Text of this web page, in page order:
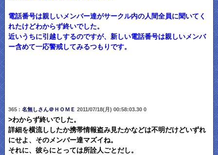
電話番号は親しいメンバー達がサークル内の人間全員に聞いてく
れたけどわからず終いでした。
近いうちに引越しするのですが、新しい電話番号は親しいメンバ
ー含めて一応警戒してみるつもりです。
365 : 名無しさん＠ＨＯＭＥ 2011/07/18(月) 00:58:03.30 0
>わからず終いでした。
詳細を横流ししたか携帯情報盗み見たかなどは不明だけどいずれ
にせよ、そのメンバー達マズイね。
それに、彼らにとっては所詮人ごとだし。